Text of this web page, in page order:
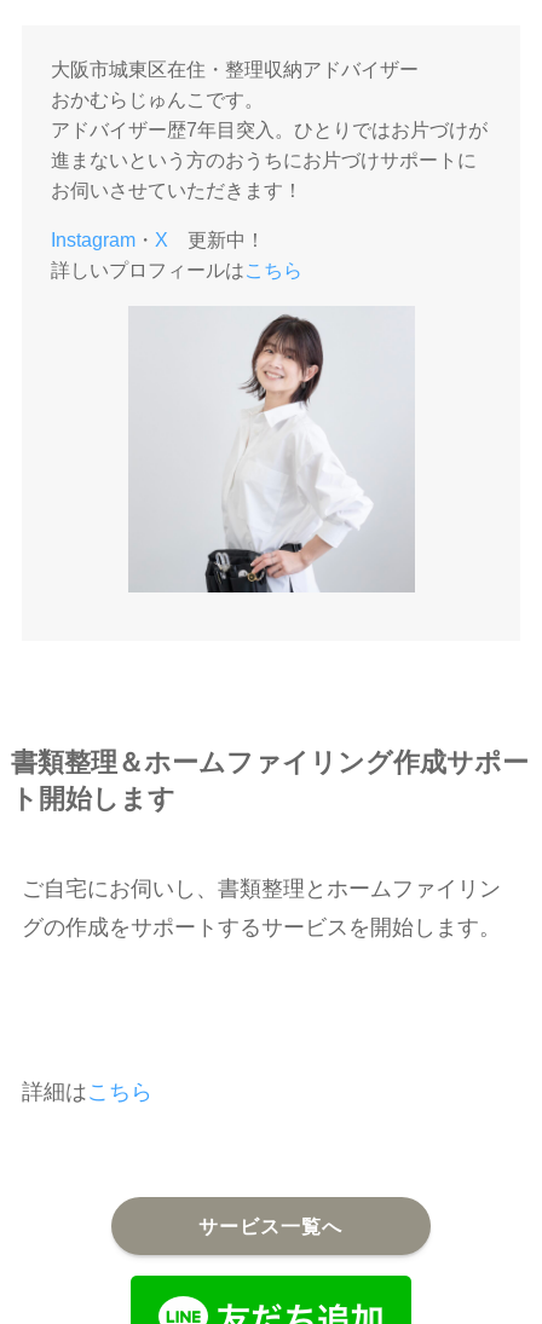
大阪市城東区在住・整理収納アドバイザー
おかむらじゅんこです。
アドバイザー歴7年目突入。ひとりではお片づけが
進まないという方のおうちにお片づけサポートに
お伺いさせていただきます！
Instagram ・ X 更新中！
詳しいプロフィールはこちら
書類整理＆ホームファイリング作成サポー
ト開始します
ご自宅にお伺いし、書類整理とホームファイリン
グの作成をサポートするサービスを開始します。
詳細はこちら
サービス一覧へ